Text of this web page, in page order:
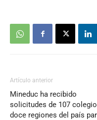
Artículo anterior
Mineduc ha recibido
solicitudes de 107
doce regiones del país